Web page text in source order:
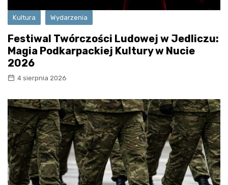
Kultura Wydarzenia
Festiwal Twórczości Ludowej w Jedliczu:
Magia Podkarpackiej Kultury w Nucie
2026
4 sierpnia 2026